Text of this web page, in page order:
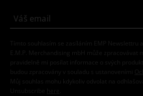
Tímto souhlasím se zasíláním EMP Newslettru
E.M.P. Merchandising mbH může zpracovávat
pravidelně mi posílat informace o svých
budou zpracovány v souladu s ustanoveními
Můj souhlas mohu kdykoliv odvolat na
Unsubscribe here